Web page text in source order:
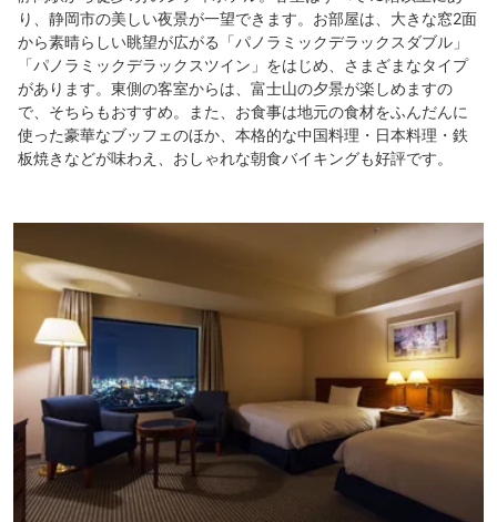
り、静岡市の美しい夜景が一望できます。お部屋は、大きな窓2面
から素晴らしい眺望が広がる「パノラミックデラックスダブル」
「パノラミックデラックスツイン」をはじめ、さまざまなタイプ
があります。東側の客室からは、富士山の夕景が楽しめますの
で、そちらもおすすめ。また、お食事は地元の食材をふんだんに
使った豪華なブッフェのほか、本格的な中国料理・日本料理・鉄
板焼きなどが味わえ、おしゃれな朝食バイキングも好評です。